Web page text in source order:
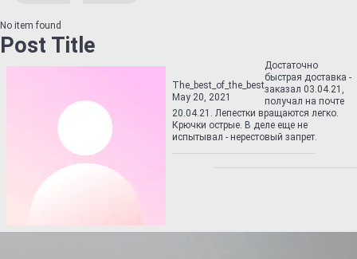
No item found
Post Title
The_best_of_the_best
May 20, 2021
Достаточно
быстрая доставка -
заказал 03.04.21,
получал на почте
20.04.21. Лепестки вращаются легко.
Крючки острые. В деле еще не
испытывал - нерестовый запрет.